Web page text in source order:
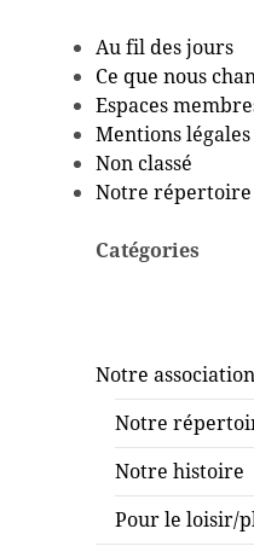
Au fil des jours
Ce que nous
Espaces
Mentions légales
Non classé
Notre répertoire
Catégories
Notre association
Notre
Notre histoire
Pour le loisir/